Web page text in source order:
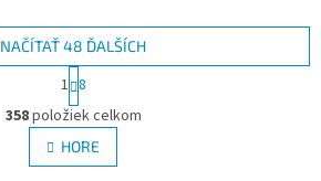
O
v
l
á
NAČÍTAŤ 48 ĎALŠÍCH
S
t
r
á
n
k
1 8
358položiek celkom
HORE